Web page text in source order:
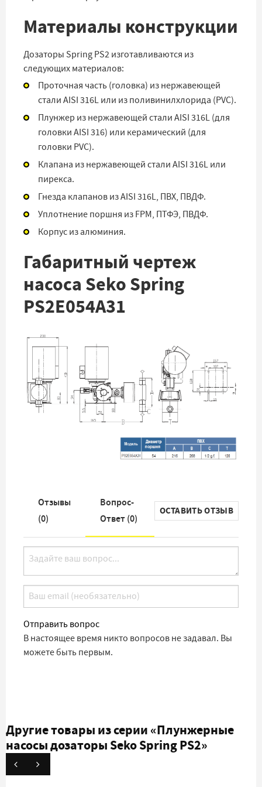
Материалы конструкции
Дозаторы Spring PS2 изготавливаются из
следующих материалов:
Проточная часть (головка) из нержавеющей
стали AISI 316L или из поливинилхлорида (PVC).
Плунжер из нержавеющей стали AISI 316L (для
головки AISI 316) или керамический (для
головки PVC).
Клапана из нержавеющей стали AISI 316L или
пирекса.
Гнезда клапанов из AISI 316L, ПВХ, ПВДФ.
Уплотнение поршня из FPM, ПТФЭ, ПВДФ.
Корпус из алюминия.
Габаритный чертеж
насоса Seko Spring
PS2E054A31
Отзывы
(0)
Вопрос-
Ответ (0)
ОСТАВИТЬ ОТЗЫВ
Отправить вопрос
В настоящее время никто вопросов не задавал. Вы
можете быть первым.
Другие товары из серии«Плунжерные
насосы дозаторы Seko Spring PS2»